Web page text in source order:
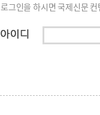
로그인을 하시면 국제신문